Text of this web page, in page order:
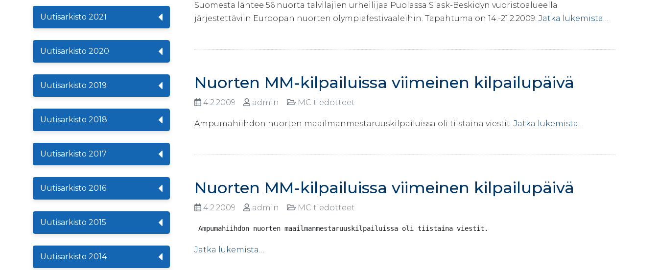
Uutisarkisto 2021
Uutisarkisto 2020
Uutisarkisto 2019
Uutisarkisto 2018
Uutisarkisto 2017
Uutisarkisto 2016
Uutisarkisto 2015
Uutisarkisto 2014
Suomesta lähtee 56 nuorta talvilajien urheilijaa Puolassa Slask-Beskidyn vuoristoalueella
järjestettäviin Euroopan nuorten olympiafestivaaleihin. Tapahtuma on 14.-21.2.2009. Jatka lukemista…
Nuorten MM-kilpailuissa viimeinen kilpailupäivä
4.2.2009 admin MC tiedotteet
Ampumahiihdon nuorten maailmanmestaruuskilpailuissa oli tiistaina viestit. Jatka lukemista…
Nuorten MM-kilpailuissa viimeinen kilpailupäivä
4.2.2009 admin MC tiedotteet
Ampumahiihdon nuorten maailmanmestaruuskilpailuissa oli tiistaina viestit.
Jatka lukemista…